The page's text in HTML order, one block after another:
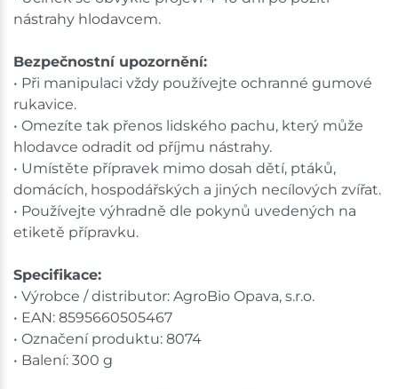
nástrahy hlodavcem.
Bezpečnostní upozornění:
• Při manipulaci vždy používejte ochranné gumové
rukavice.
• Omezíte tak přenos lidského pachu, který může
hlodavce odradit od příjmu nástrahy.
• Umístěte přípravek mimo dosah dětí, ptáků,
domácích, hospodářských a jiných necílových zvířat.
• Používejte výhradně dle pokynů uvedených na
etiketě přípravku.
Specifikace:
• Výrobce / distributor: AgroBio Opava, s.r.o.
• EAN: 8595660505467
• Označení produktu: 8074
• Balení: 300 g